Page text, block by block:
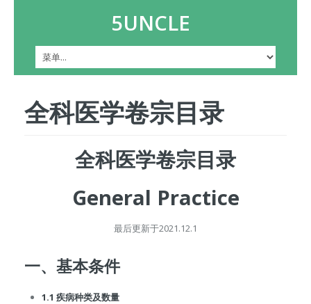
5UNCLE
全科医学卷宗目录
全科医学卷宗目录
General Practice
最后更新于2021.12.1
一、基本条件
1.1 疾病种类及数量